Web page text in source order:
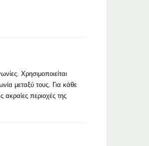
Χρησιμοποιείται
μεταξύ τους. Για κάθε
ακραίες περιοχές της